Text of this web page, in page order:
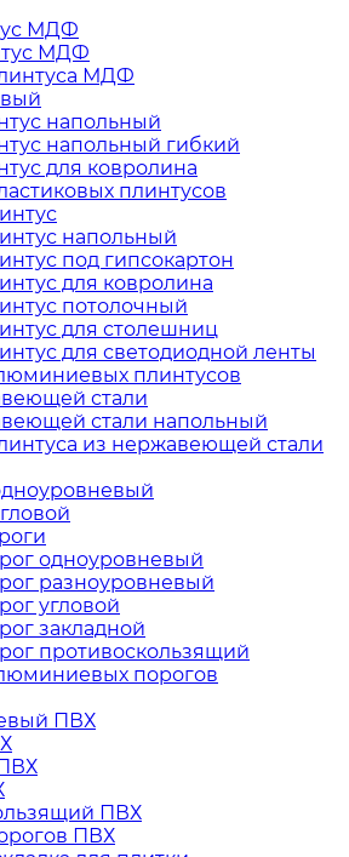
МДФ
МДФ
МДФ
напольный
напольный гибкий
для ковролина
плинтусов
напольный
под гипсокартон
для ковролина
потолочный
для столешниц
для светодиодной ленты
плинтусов
стали
стали напольный
из нержавеющей стали
одноуровневый
разноуровневый
угловой
закладной
противоскользящий
порогов
ПВХ
ПВХ
ПВХ